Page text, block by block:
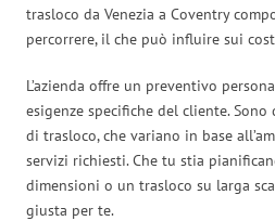
trasloco da Venezia a Coventry
percorrere, il che può influire sui
L’azienda offre un preventivo
esigenze specifiche del cliente.
di trasloco, che variano in base
servizi richiesti. Che tu stia
dimensioni o un trasloco su larga
giusta per te.